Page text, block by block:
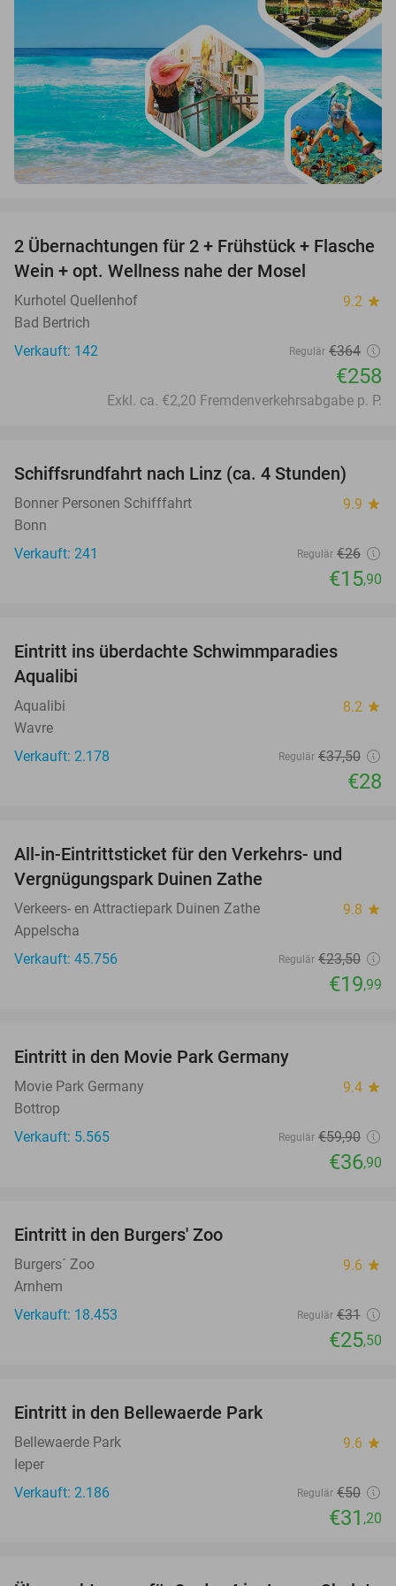
29%
2 Übernachtungen für 2 + Frühstück + Flasche
Wein + opt. Wellness nahe der Mosel
Kurhotel Quellenhof 9.2 star
Bad Bertrich
Verkauft: 142
Regulär €364
€258
Exkl. ca. €2,20 Fremdenverkehrsabgabe p. P.
39%
Schiffsrundfahrt nach Linz (ca. 4 Stunden)
Bonner Personen Schifffahrt 9.9 star
Bonn
Verkauft: 241
Regulär €26
€15,90
Eintritt ins überdachte Schwimmparadies
Aqualibi
Aqualibi 8.2 star
Wavre
Verkauft: 2.178
Regulär €37,50
€28
All-in-Eintrittsticket für den Verkehrs- und
Vergnügungspark Duinen Zathe
Verkeers- en Attractiepark Duinen Zathe 9.8 star
Appelscha
Verkauft: 45.756
Regulär €23,50
€19,99
Eintritt in den Movie Park Germany
Movie Park Germany 9.4 star
Bottrop
Verkauft: 5.565
Regulär €59,90
€36,90
Eintritt in den Burgers' Zoo
Burgers´ Zoo 9.6 star
Arnhem
Verkauft: 18.453
Regulär €31
€25,50
Eintritt in den Bellewaerde Park
Bellewaerde Park 9.6 star
Ieper
Verkauft: 2.186
Regulär €50
€31 ,20